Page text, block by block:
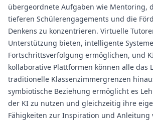
übergeordnete Aufgaben wie Mentoring,
tieferen Schülerengagements und die
Denkens zu konzentrieren. Virtuelle
Unterstützung bieten, intelligente
Fortschrittsverfolgung ermöglichen, und
kollaborative Plattformen können alle das
traditionelle Klassenzimmergrenzen
symbiotische Beziehung ermöglicht es
der KI zu nutzen und gleichzeitig ihre
Fähigkeiten zur Inspiration und Anleitung